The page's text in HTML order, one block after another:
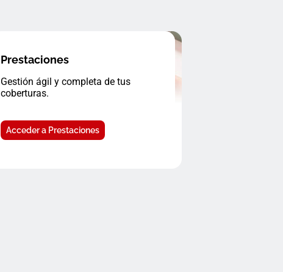
Prestaciones
Gestión ágil y completa de tus
coberturas.
Acceder a Prestaciones